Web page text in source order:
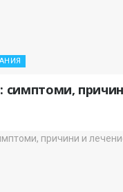
симптоми,